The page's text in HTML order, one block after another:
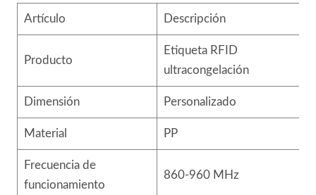
Artículo Descripción
Producto
Etiqueta RFID
ultracongelación
Dimensión Personalizado
Material PP
Frecuencia de
funcionamiento
860-960 MHz